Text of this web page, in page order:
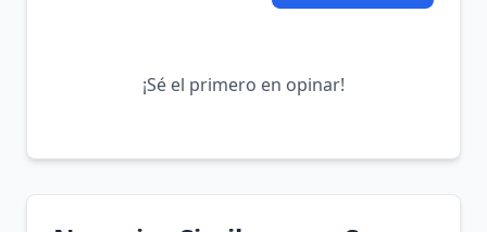
¡Sé el primero en opinar!